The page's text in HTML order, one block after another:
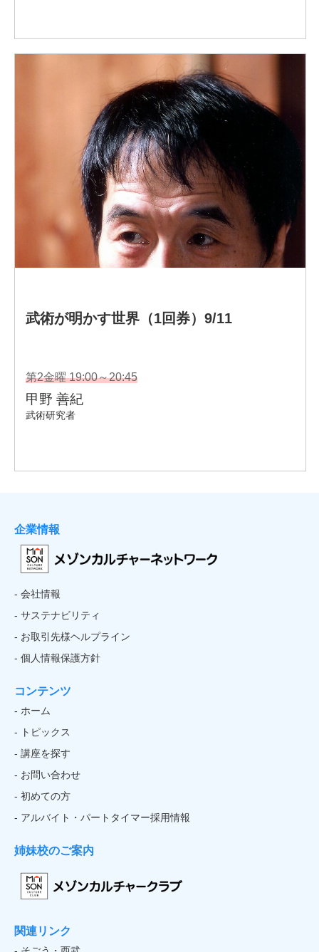
企業情報
- 会社情報
- サステナビリティ
- お取引先様ヘルプライン
- 個人情報保護方針
コンテンツ
- ホーム
- トピックス
- 講座を探す
- お問い合わせ
- 初めての方
- アルバイト・パートタイマー採用情報
姉妹校のご案内
関連リンク